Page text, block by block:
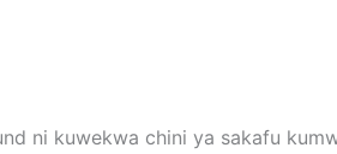
ni kuwekwa chini ya sakafu